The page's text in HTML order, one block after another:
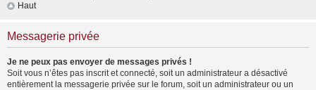
Haut
Messagerie privée
Je ne peux pas envoyer de messages privés !
Soit vous n’êtes pas inscrit et connecté, soit un administrateur a désactivé
entièrement la messagerie privée sur le forum, soit un administrateur ou un